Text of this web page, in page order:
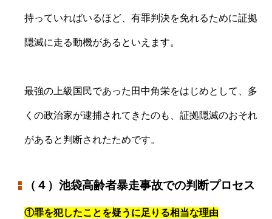
持っていればいるほど、有罪判決を免れるために証拠
隠滅に走る動機があるといえます。
最強の上級国民であった田中角栄をはじめとして、多
くの政治家が逮捕されてきたのも、証拠隠滅のおそれ
があると判断されたためです。
（４）池袋高齢者暴走事故での判断プロセス
①罪を犯したことを疑うに足りる相当な理由